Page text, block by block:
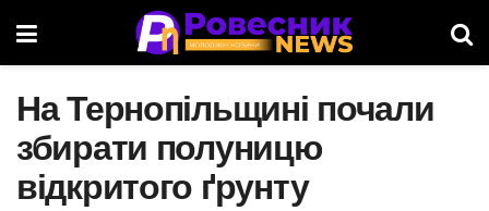
На Тернопільщині почали
збирати полуницю
відкритого ґрунту